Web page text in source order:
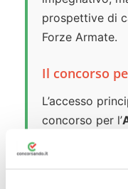
prospettive di
Forze Armate.
Il concorso
L’accesso
concorso per l’
, il cui
pubblicato nei